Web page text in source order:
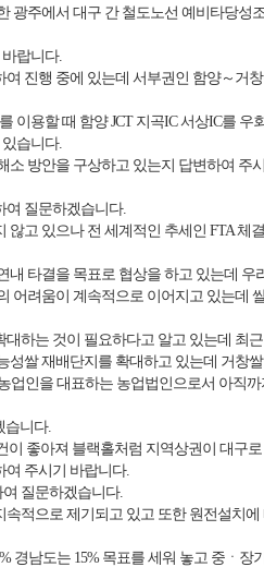
광주에서 대구 간 철도노선 예비타당
랍니다.
진행 중에 있는데 서부권인 함양～거
이용할 때 함양 JCT 지곡IC 서상IC를
습니다.
방안을 구상하고 있는지 답변하여
여 질문하겠습니다.
고 있으나 전 세계적인 추세인 FTA
타결을 목표로 협상을 하고 있는데
려움이 계속적으로 이어지고 있는데
하는 것이 필요하다고 알고 있는데 최
쌀 재배단지를 확대하고 있는데 거창
업인을 대표하는 농업법인으로서 아직
습니다.
좋아져 블랙홀처럼 지역상권이 대구
여 주시기 바랍니다.
질문하겠습니다.
적으로 제기되고 있고 또한 원전설치
경남도는 15% 목표를 세워 놓고 중ㆍ